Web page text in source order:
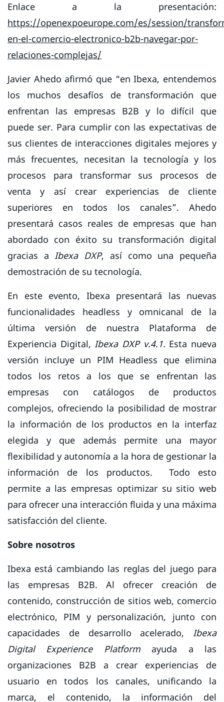
Enlace a la presentación:
https://openexpoeurope.com/es/session/
en-el-comercio-electronico-b2b-navegar-por-
relaciones-complejas/
Javier Ahedo afirmó que “en Ibexa, entendemos
los muchos desafíos de transformación que
enfrentan las empresas B2B y lo difícil que
puede ser. Para cumplir con las expectativas de
sus clientes de interacciones digitales mejores y
más frecuentes, necesitan la tecnología y los
procesos para transformar sus procesos de
venta y así crear experiencias de cliente
superiores en todos los canales”. Ahedo
presentará casos reales de empresas que han
abordado con éxito su transformación digital
gracias aIbexa DXP, así como una pequeña
demostración de su tecnología.
En este evento, Ibexa presentará las nuevas
funcionalidades headless y omnicanal de la
última versión de nuestra Plataforma de
Experiencia Digital,Ibexa DXP v.4.1. Esta nueva
versión incluye un PIM Headless que elimina
todos los retos a los que se enfrentan las
empresas con catálogos de productos
complejos, ofreciendo la posibilidad de mostrar
la información de los productos en la interfaz
elegida y que además permite una mayor
flexibilidad y autonomía a la hora de gestionar la
información de los productos. Todo esto
permite a las empresas optimizar su sitio web
para ofrecer una interacción fluida y una máxima
satisfacción del cliente.
Sobre nosotros
Ibexa está cambiando las reglas del juego para
las empresas B2B. Al ofrecer creación de
contenido, construcción de sitios web, comercio
electrónico, PIM y personalización, junto con
capacidades de desarrollo acelerado, Ibexa
Digital Experience Platformayuda a las
organizaciones B2B a crear experiencias de
usuario en todos los canales, unificando la
marca, el contenido, la información del